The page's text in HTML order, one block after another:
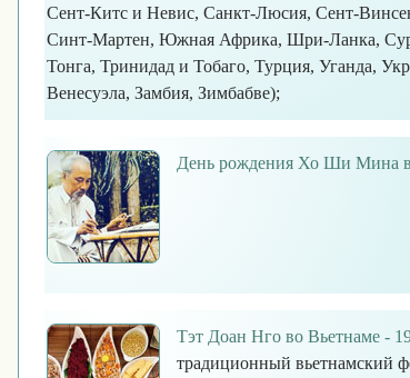
Сент-Китс и Невис, Санкт-Люсия, Сент-
Синт-Мартен, Южная Африка, Шри-Ланка,
Тонга, Тринидад и Тобаго, Турция, Уганда,
Венесуэла, Замбия, Зимбабве);
День рождения Хо Ши Мина
Тэт Доан Нго во Вьетнаме -
традиционный вьетнамский